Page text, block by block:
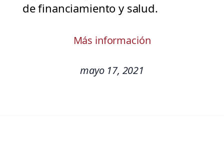
de financiamiento y salud.
Más información
mayo 17, 2021